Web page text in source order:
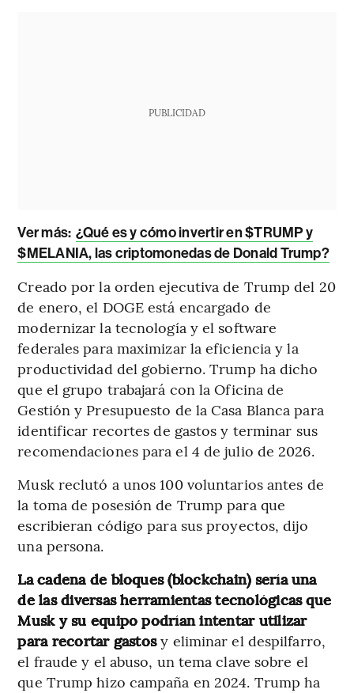
PUBLICIDAD
Ver más: ¿Qué es y cómo invertir en $TRUMP y
$MELANIA, las criptomonedas de Donald Trump?
Creado por la orden ejecutiva de Trump del 20
de enero, el DOGE está encargado de
modernizar la tecnología y el software
federales para maximizar la eficiencia y la
productividad del gobierno. Trump ha dicho
que el grupo trabajará con la Oficina de
Gestión y Presupuesto de la Casa Blanca para
identificar recortes de gastos y terminar sus
recomendaciones para el 4 de julio de 2026.
Musk reclutó a unos 100 voluntarios antes de
la toma de posesión de Trump para que
escribieran código para sus proyectos, dijo
una persona.
La cadena de bloques (blockchain) sería una
de las diversas herramientas tecnológicas que
Musk y su equipo podrían intentar utilizar
para recortar gastosy eliminar el despilfarro,
el fraude y el abuso, un tema clave sobre el
que Trump hizo campaña en 2024. Trump ha